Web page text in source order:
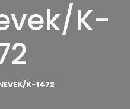
K-
K-1472